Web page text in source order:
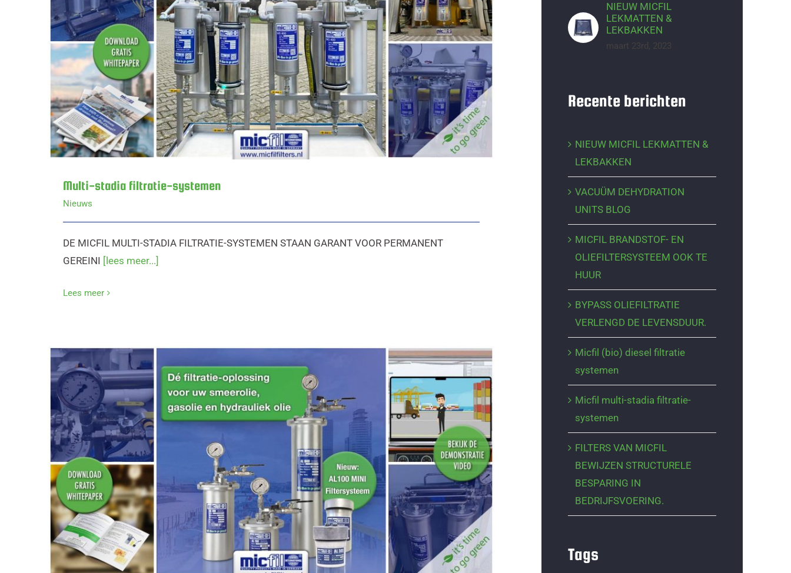
Multi-stadia filtratie-systemen
Multi-stadia filtratie-systemen
Nieuws
DE MICFIL MULTI-STADIA FILTRATIE-SYSTEMEN STAAN GARANT VOOR PERMANENT
GEREINI [lees meer...]
Lees meer
Bypass Filtratie-oplossing
NIEUW MICFIL
LEKMATTEN &
LEKBAKKEN
maart 23rd, 2023
Recente berichten
NIEUW MICFIL LEKMATTEN &
LEKBAKKEN
VACUÜM DEHYDRATION
UNITS BLOG
MICFIL BRANDSTOF- EN
OLIEFILTERSYSTEEM OOK TE
HUUR
BYPASS OLIEFILTRATIE
VERLENGD DE LEVENSDUUR.
Micfil (bio) diesel filtratie
systemen
Micfil multi-stadia filtratie-
systemen
FILTERS VAN MICFIL
BEWIJZEN STRUCTURELE
BESPARING IN
BEDRIJFSVOERING.
Tags